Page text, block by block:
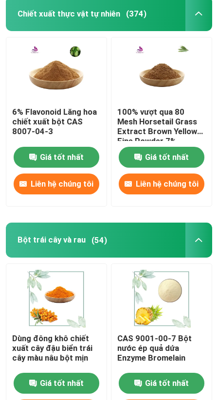
Chiết xuất thực vật tự nhiên (374)
6% Flavonoid Lăng hoa
chiết xuất bột CAS
8007-04-3
Giá tốt nhất
Liên hệ chúng tôi
100% vượt qua 80
Mesh Horsetail Grass
Extract Brown Yellow
Fine Powder 7%
Giá tốt nhất
Liên hệ chúng tôi
Bột trái cây và rau (54)
Dùng đông khô chiết
xuất cây đậu biển trái
cây màu nâu bột mịn
Giá tốt nhất
CAS 9001-00-7 Bột
nước ép quả dứa
Enzyme Bromelain
Giá tốt nhất